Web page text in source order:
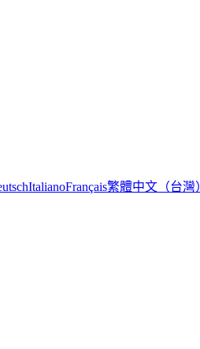
ItalianoFrançais繁體中文（台灣）